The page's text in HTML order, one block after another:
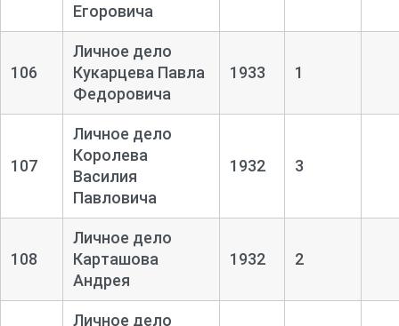
Егоровича
106
Личное дело
Кукарцева Павла
Федоровича
1933 1
107
Личное дело
Королева
Василия
Павловича
1932 3
108
Личное дело
Карташова
Андрея
1932 2
Личное дело